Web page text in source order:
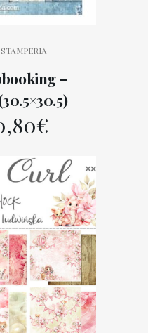
–
:
€
prix
actuel
est :
10,80€.